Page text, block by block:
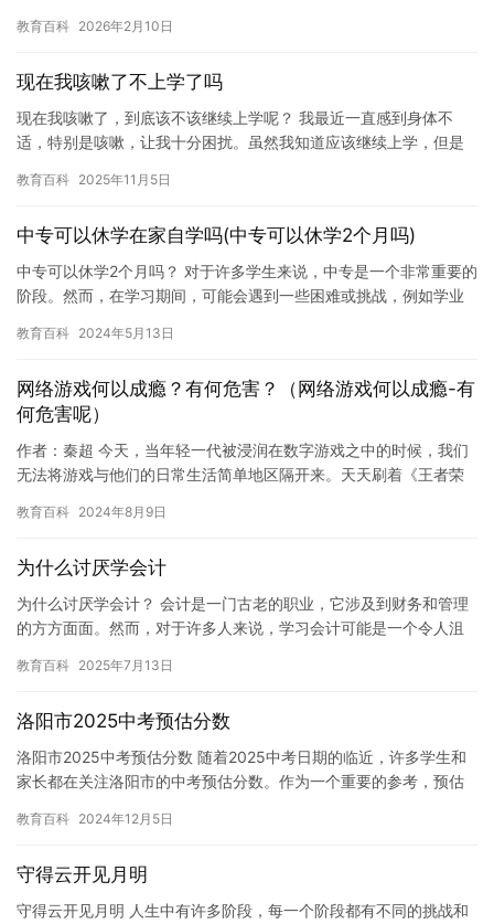
题。…
教育百科 2026年2月10日
现在我咳嗽了不上学了吗
现在我咳嗽了，到底该不该继续上学呢？ 我最近一直感到身体不
适，特别是咳嗽，让我十分困扰。虽然我知道应该继续上学，但是
道，到底…
教育百科 2025年11月5日
中专可以休学在家自学吗(中专可以休学2个月吗)
中专可以休学2个月吗？ 对于许多学生来说，中专是一个非常重要的
阶段。然而，在学习期间，可能会遇到一些困难或挑战，例如学业
的…
教育百科 2024年5月13日
网络游戏何以成瘾？有何危害？（网络游戏何以成瘾-有
何危害呢）
作者：秦超 今天，当年轻一代被浸润在数字游戏之中的时候，我们
无法将游戏与他们的日常生活简单地区隔开来。天天刷着《王者荣
然通…
教育百科 2024年8月9日
为什么讨厌学会计
为什么讨厌学会计？ 会计是一门古老的职业，它涉及到财务和管理
的方方面面。然而，对于许多人来说，学习会计可能是一个令人沮
高…
教育百科 2025年7月13日
洛阳市2025中考预估分数
洛阳市2025中考预估分数 随着2025中考日期的临近，许多学生和
家长都在关注洛阳市的中考预估分数。作为一个重要的参考，预估
教育百科 2024年12月5日
守得云开见月明
守得云开见月明 人生中有许多阶段，每一个阶段都有不同的挑战和